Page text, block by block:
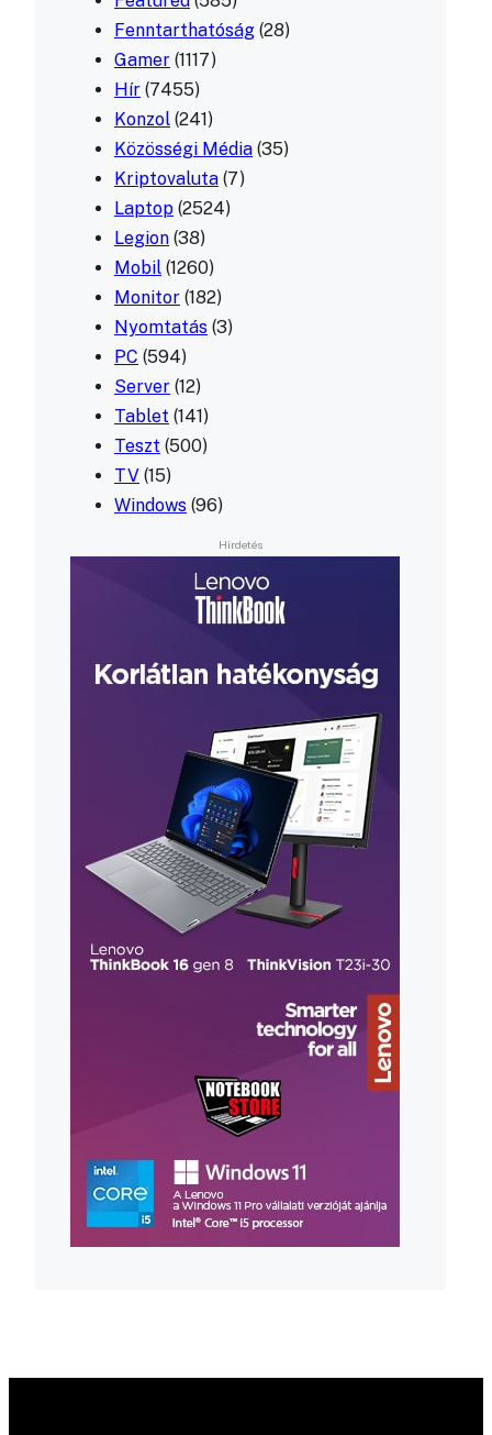
Fenntarthatóság (28)
Gamer (1117)
Hír (7455)
Konzol (241)
Közösségi Média (35)
Kriptovaluta (7)
Laptop (2524)
Legion (38)
Mobil (1260)
Monitor (182)
Nyomtatás (3)
PC (594)
Server (12)
Tablet (141)
Teszt (500)
TV (15)
Windows (96)